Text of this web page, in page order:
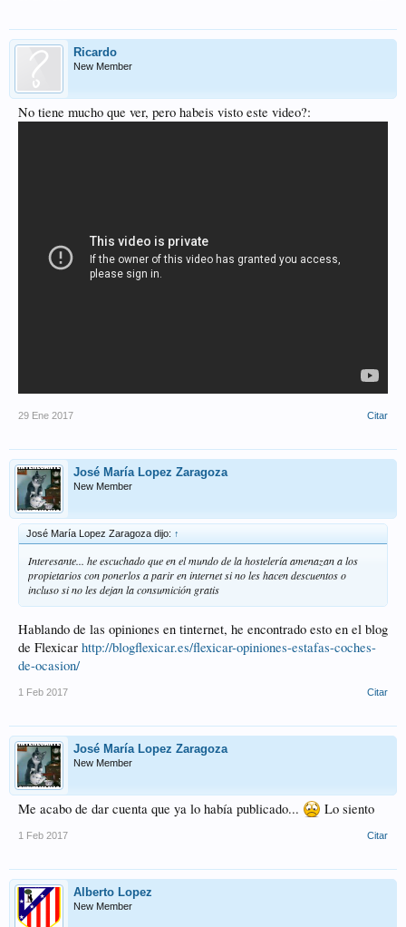
Ricardo
New Member
No tiene mucho que ver, pero habeis visto este video?:
29 Ene 2017 Citar
José María Lopez Zaragoza
New Member
José María Lopez Zaragoza dijo: ↑
Interesante... he escuchado que en el mundo de la hostelería amenazan a los
propietarios con ponerlos a parir en internet si no les hacen descuentos o
incluso si no les dejan la consumición gratis
Hablando de las opiniones en tinternet, he encontrado esto en el blog
de Flexicar http://blogflexicar.es/flexicar-opiniones-estafas-coches-
de-ocasion/
1 Feb 2017 Citar
José María Lopez Zaragoza
New Member
Me acabo de dar cuenta que ya lo había publicado... Lo siento
1 Feb 2017 Citar
Alberto Lopez
New Member